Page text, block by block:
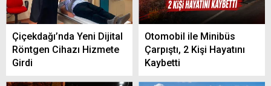
Çiçekdağı’nda Yeni Dijital
Röntgen Cihazı Hizmete
Girdi
Otomobil ile Minibüs
Çarpıştı, 2 Kişi Hayatını
Kaybetti